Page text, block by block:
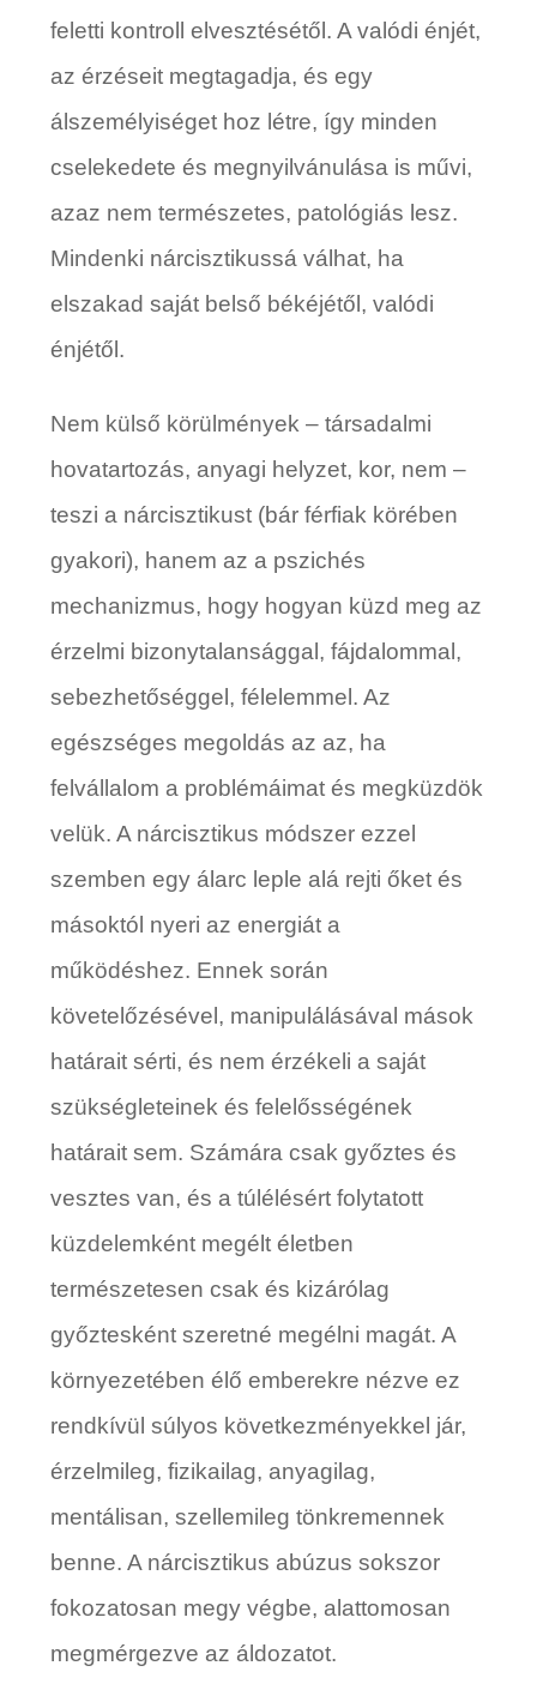
feletti kontroll elvesztésétől. A valódi énjét,
az érzéseit megtagadja, és egy
álszemélyiséget hoz létre, így minden
cselekedete és megnyilvánulása is művi,
azaz nem természetes, patológiás lesz.
Mindenki nárcisztikussá válhat, ha
elszakad saját belső békéjétől, valódi
énjétől.
Nem külső körülmények – társadalmi
hovatartozás, anyagi helyzet, kor, nem –
teszi a nárcisztikust (bár férfiak körében
gyakori), hanem az a pszichés
mechanizmus, hogy hogyan küzd meg az
érzelmi bizonytalansággal, fájdalommal,
sebezhetőséggel, félelemmel. Az
egészséges megoldás az az, ha
felvállalom a problémáimat és megküzdök
velük. A nárcisztikus módszer ezzel
szemben egy álarc leple alá rejti őket és
másoktól nyeri az energiát a
működéshez. Ennek során
követelőzésével, manipulálásával mások
határait sérti, és nem érzékeli a saját
szükségleteinek és felelősségének
határait sem. Számára csak győztes és
vesztes van, és a túlélésért folytatott
küzdelemként megélt életben
természetesen csak és kizárólag
győztesként szeretné megélni magát. A
környezetében élő emberekre nézve ez
rendkívül súlyos következményekkel jár,
érzelmileg, fizikailag, anyagilag,
mentálisan, szellemileg tönkremennek
benne. A nárcisztikus abúzus sokszor
fokozatosan megy végbe, alattomosan
megmérgezve az áldozatot.